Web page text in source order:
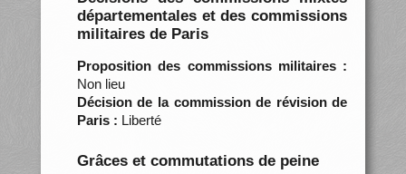
départementales et des commissions
militaires de Paris
Proposition des commissions militaires :
Non lieu
Décision de la commission de révision de
Paris : Liberté
Grâces et commutations de peine